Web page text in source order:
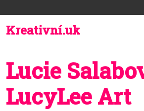
Kreativní.uk
Lucie
LucyLee Art